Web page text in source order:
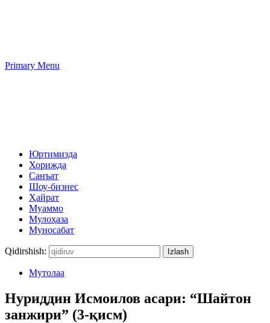
Primary Menu
Юртимизда
Хорижда
Санъат
Шоу-бизнес
Ҳайрат
Муаммо
Мулоҳаза
Муносабат
Qidirshish:
Мутолаа
Нуриддин Исмоилов асари: “Шайтон
занжири” (3-қисм)